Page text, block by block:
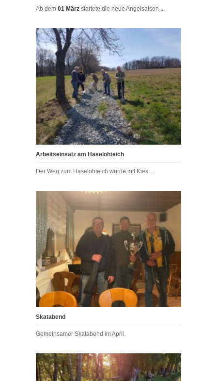
Ab dem 01 März startete die neue Angelsaison ...
Arbeitseinsatz am Haselohteich
Der Weg zum Haselohteich wurde mit Kies ...
Skatabend
Gemeinsamer Skatabend im April.